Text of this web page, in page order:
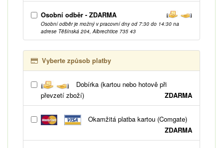
Osobní odběr - ZDARMA
Osobní odběr je možný v pracovní dny od 7:30 do 14:30 na
adrese Těšínská 204, Albrechtice 735 43
Vyberte způsob platby
Dobírka (kartou nebo hotově při
převzetí zboží)
ZDARMA
Okamžitá platba kartou (Comgate)
ZDARMA